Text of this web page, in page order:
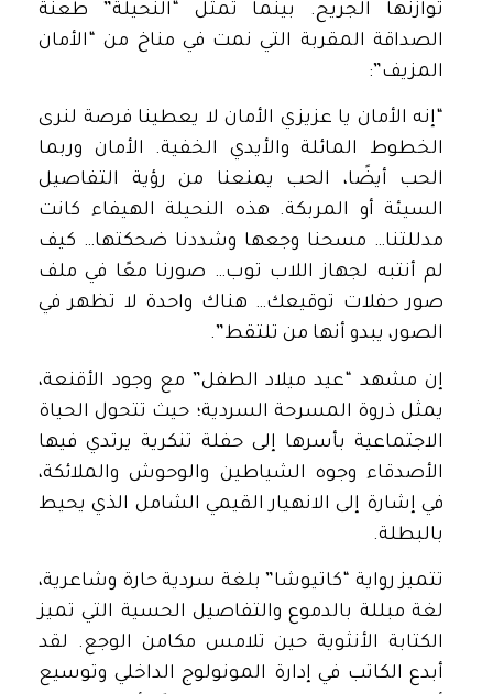
توازنها الجريح. بينما تمثل “النحيلة” طعنة
الصداقة المقربة التي نمت في مناخ من “الأمان
المزيف”:
“إنه الأمان يا عزيزي الأمان لا يعطينا فرصة لنرى
الخطوط المائلة والأيدي الخفية. الأمان وربما
الحب أيضًا، الحب يمنعنا من رؤية التفاصيل
السيئة أو المربكة. هذه النحيلة الهيفاء كانت
مدللتنا… مسحنا وجعها وشددنا ضحكتها… كيف
لم أنتبه لجهاز اللاب توب… صورنا معًا في ملف
صور حفلات توقيعك… هناك واحدة لا تظهر في
الصور، يبدو أنها من تلتقط”.
إن مشهد “عيد ميلاد الطفل” مع وجود الأقنعة،
يمثل ذروة المسرحة السردية؛ حيث تتحول الحياة
الاجتماعية بأسرها إلى حفلة تنكرية يرتدي فيها
الأصدقاء وجوه الشياطين والوحوش والملائكة،
في إشارة إلى الانهيار القيمي الشامل الذي يحيط
بالبطلة.
تتميز رواية “كاتيوشا” بلغة سردية حارة وشاعرية،
لغة مبللة بالدموع والتفاصيل الحسية التي تميز
الكتابة الأنثوية حين تلامس مكامن الوجع. لقد
أبدع الكاتب في إدارة المونولوج الداخلي وتوسيع